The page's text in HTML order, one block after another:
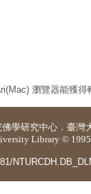
瀏覽器能獲得
佛學研究中心 ． 臺灣
Library ©